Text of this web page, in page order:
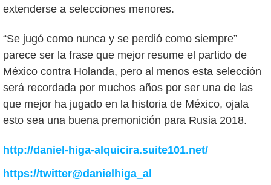
extenderse a selecciones menores.
“Se jugó como nunca y se perdió como siempre”
parece ser la frase que mejor resume el partido de
México contra Holanda, pero al menos esta selección
será recordada por muchos años por ser una de las
que mejor ha jugado en la historia de México, ojala
esto sea una buena premonición para Rusia 2018.
http://daniel-higa-alquicira.suite101.net/
https://twitter@danielhiga_al